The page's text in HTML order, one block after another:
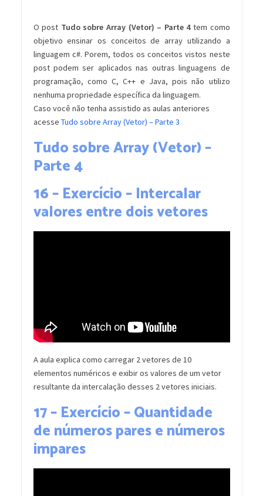
O post Tudo sobre Array (Vetor) – Parte 4tem como
objetivo ensinar os conceitos de array utilizando a
linguagem c#. Porem, todos os conceitos vistos neste
post podem ser aplicados nas outras linguagens de
programação, como C, C++ e Java, pois não utilizo
nenhuma propriedade específica da linguagem.
Caso você não tenha assistido as aulas anteriores
acesse Tudo sobre Array (Vetor) – Parte 3
Tudo sobre Array (Vetor) –
Parte 4
16 – Exercício – Intercalar
valores entre dois vetores
A aula explica como carregar 2 vetores de 10
elementos numéricos e exibir os valores de um vetor
resultante da intercalação desses 2 vetores iniciais.
17 – Exercício – Quantidade
de números pares e números
impares